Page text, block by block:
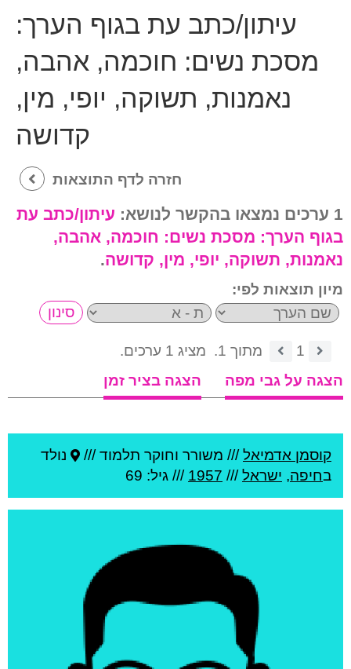
עיתון/כתב עת בגוף הערך:
מסכת נשים: חוכמה, אהבה,
נאמנות, תשוקה, יופי, מין,
קדושה
חזרה לדף התוצאות
1 ערכים נמצאו בהקשר לנושא:
עיתון/כתב עת
בגוף הערך: מסכת נשים: חוכמה, אהבה,
נאמנות, תשוקה, יופי, מין, קדושה.
מיון תוצאות לפי:
1 מתוך 1.
מציג 1 ערכים.
הצגה על גבי מפה
הצגה בציר זמן
קוסמן אדמיאל/// משורר וחוקר תלמוד ///
נולד
בחיפה, ישראל///
1957 /// גיל: 69